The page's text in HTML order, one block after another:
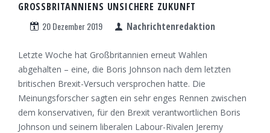
GROSSBRITANNIENS UNSICHERE ZUKUNFT
20 Dezember 2019 Nachrichtenredaktion
Letzte Woche hat Großbritannien erneut Wahlen
abgehalten – eine, die Boris Johnson nach dem letzten
britischen Brexit-Versuch versprochen hatte. Die
Meinungsforscher sagten ein sehr enges Rennen zwischen
dem konservativen, für den Brexit verantwortlichen Boris
Johnson und seinem liberalen Labour-Rivalen Jeremy